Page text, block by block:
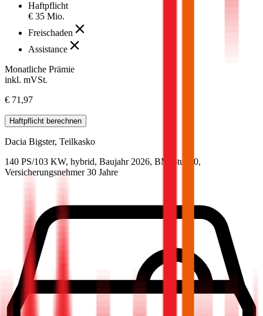
Haftpflicht
€ 35 Mio.
Freischaden
Assistance
Monatliche Prämie
inkl. mVSt.
€ 71,97
Haftpflicht berechnen
Dacia Bigster, Teilkasko
140 PS/103 KW, hybrid, Baujahr 2026, BM-Stufe 0,
Versicherungsnehmer 30 Jahre